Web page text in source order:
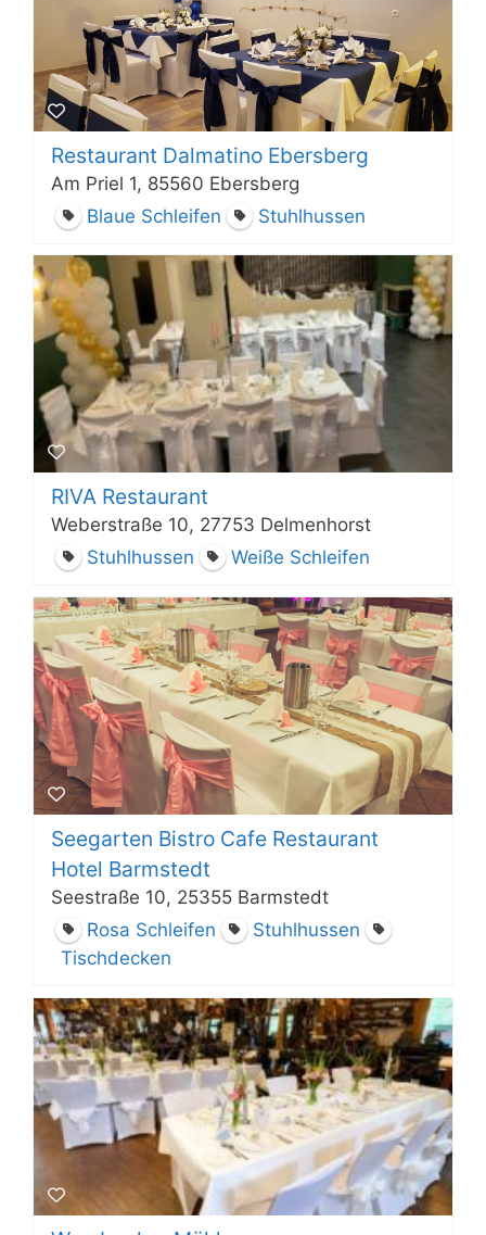
Restaurant Dalmatino Ebersberg
Am Priel 1, 85560 Ebersberg
Blaue Schleifen
Stuhlhussen
RIVA Restaurant
Weberstraße 10, 27753 Delmenhorst
Stuhlhussen
Weiße Schleifen
Seegarten Bistro Cafe Restaurant
Hotel Barmstedt
Seestraße 10, 25355 Barmstedt
Rosa Schleifen
Stuhlhussen
Tischdecken